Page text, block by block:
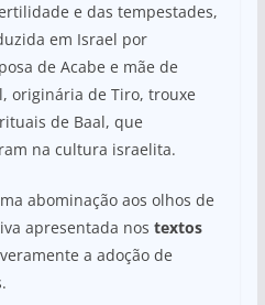
e das tempestades,
em Israel por
de Acabe e mãe de
originária de Tiro, trouxe
de Baal, que
na cultura israelita.
abominação aos olhos de
apresentada nos textos
a adoção de